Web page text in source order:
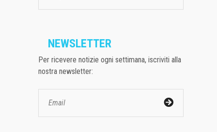
NEWSLETTER
Per ricevere notizie ogni settimana, iscriviti alla
nostra newsletter: